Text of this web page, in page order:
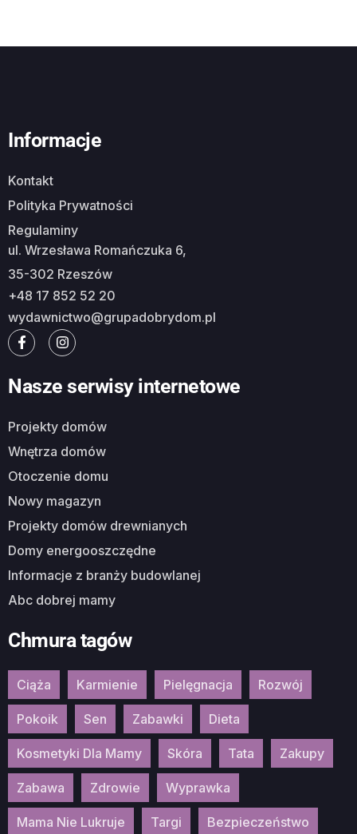
Informacje
Kontakt
Polityka Prywatności
Regulaminy
ul. Wrzesława Romańczuka 6,
35-302 Rzeszów
+48 17 852 52 20
wydawnictwo@grupadobrydom.pl
Nasze serwisy internetowe
Projekty domów
Wnętrza domów
Otoczenie domu
Nowy magazyn
Projekty domów drewnianych
Domy energooszczędne
Informacje z branży budowlanej
Abc dobrej mamy
Chmura tagów
Ciąża Karmienie Pielęgnacja Rozwój
Pokoik Sen Zabawki Dieta
Kosmetyki Dla Mamy Skóra Tata Zakupy
Zabawa Zdrowie Wyprawka
Mama Nie Lukruje Targi Bezpieczeństwo